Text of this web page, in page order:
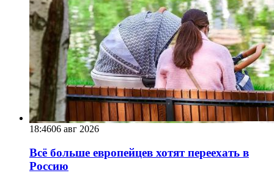
18:4606 авг 2026
Всё больше европейцев хотят переехать в
Россию